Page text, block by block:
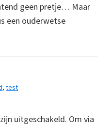
geen pretje… Maar
een ouderwetse
, test
uitgeschakeld. Om via